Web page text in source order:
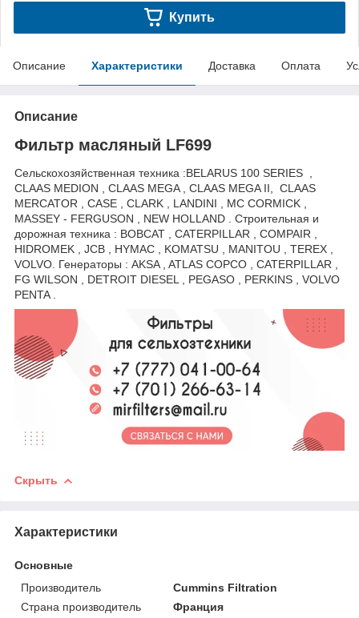
Купить
Описание Характеристики Доставка Оплата
Описание
Фильтр масляный LF699
Сельскохозяйственная техника :BELARUS 100 SERIES ,
CLAAS MEDION , CLAAS MEGA , CLAAS MEGA II, CLAAS
MERCATOR , CASE , CLARK , LANDINI , MC CORMICK ,
MASSEY - FERGUSON , NEW HOLLAND . Строительная и
дорожная техника : BOBCAT , CATERPILLAR , COMPAIR ,
HIDROMEK , JCB , HYMAC , KOMATSU , MANITOU , TEREX ,
VOLVO. Генераторы : AKSA , ATLAS COPCO , CATERPILLAR ,
FG WILSON , DETROIT DIESEL , PEGASO , PERKINS , VOLVO
PENTA .
Скрыть
Характеристики
Основные
Производитель
Cummins Filtration
Страна производитель
Франция